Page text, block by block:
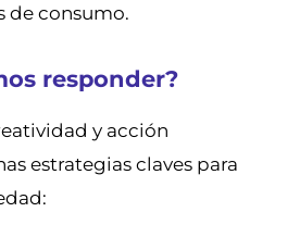
de consumo.
responder?
y acción
estrategias claves para